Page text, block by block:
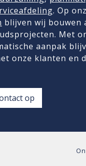
. Op
blijven wij bouwen
Met
aanpak
onze klanten en
op